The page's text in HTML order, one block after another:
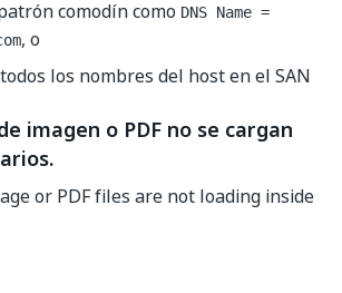
comodín como DNS Name =
, o
los nombres del host en el SAN
imagen o PDF no se cargan
or PDF files are not loading inside